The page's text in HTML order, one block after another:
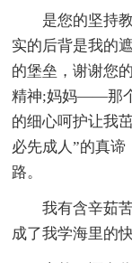
是您的坚持
实的后背是我的
的堡垒，谢谢您
精神;妈妈——那
的细心呵护让我
必先成人”的真
路。
我有含辛茹
成了我学海里的